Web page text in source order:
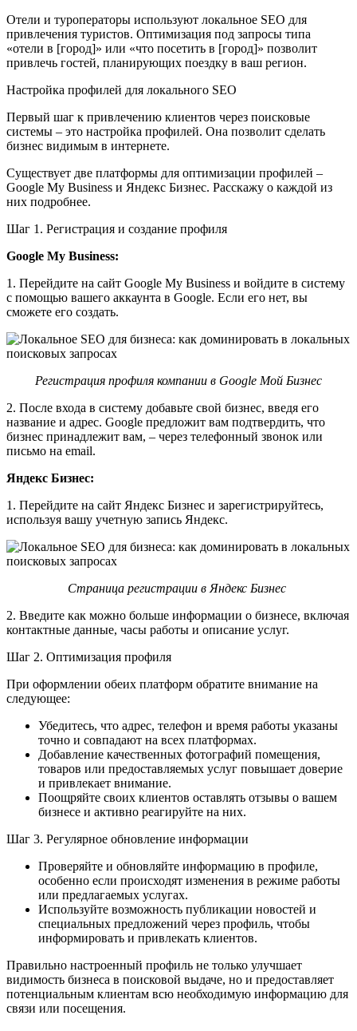
Отели и туроператоры используют локальное SEO для
привлечения туристов. Оптимизация под запросы типа
«отели в [город]» или «что посетить в [город]» позволит
привлечь гостей, планирующих поездку в ваш регион.
Настройка профилей для локального SEO
Первый шаг к привлечению клиентов через поисковые
системы – это настройка профилей. Она позволит сделать
бизнес видимым в интернете.
Существует две платформы для оптимизации профилей –
Google My Business и Яндекс Бизнес. Расскажу о каждой из
них подробнее.
Шаг 1. Регистрация и создание профиля
Google My Business:
1. Перейдите на сайт Google My Business и войдите в систему
с помощью вашего аккаунта в Google. Если его нет, вы
сможете его создать.
Регистрация профиля компании в Google Мой Бизнес
2. После входа в систему добавьте свой бизнес, введя его
название и адрес. Google предложит вам подтвердить, что
бизнес принадлежит вам, – через телефонный звонок или
письмо на email.
Яндекс Бизнес:
1. Перейдите на сайт Яндекс Бизнес и зарегистрируйтесь,
используя вашу учетную запись Яндекс.
Страница регистрации в Яндекс Бизнес
2. Введите как можно больше информации о бизнесе, включая
контактные данные, часы работы и описание услуг.
Шаг 2. Оптимизация профиля
При оформлении обеих платформ обратите внимание на
следующее:
Убедитесь, что адрес, телефон и время работы указаны
точно и совпадают на всех платформах.
Добавление качественных фотографий помещения,
товаров или предоставляемых услуг повышает доверие
и привлекает внимание.
Поощряйте своих клиентов оставлять отзывы о вашем
бизнесе и активно реагируйте на них.
Шаг 3. Регулярное обновление информации
Проверяйте и обновляйте информацию в профиле,
особенно если происходят изменения в режиме работы
или предлагаемых услугах.
Используйте возможность публикации новостей и
специальных предложений через профиль, чтобы
информировать и привлекать клиентов.
Правильно настроенный профиль не только улучшает
видимость бизнеса в поисковой выдаче, но и предоставляет
потенциальным клиентам всю необходимую информацию для
связи или посещения.